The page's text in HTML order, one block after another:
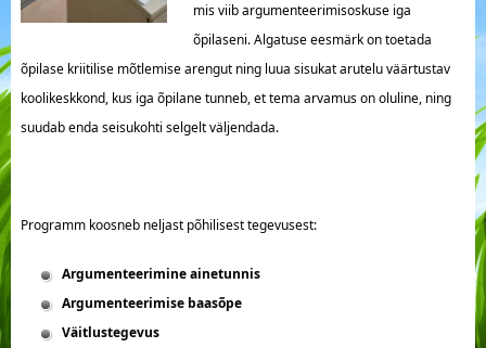
mis viib argumenteerimisoskuse iga
õpilaseni. Algatuse eesmärk on toetada
õpilase kriitilise mõtlemise arengut ning luua sisukat arutelu väärtustav
koolikeskkond, kus iga õpilane tunneb, et tema arvamus on oluline, ning
suudab enda seisukohti selgelt väljendada.
Programm koosneb neljast põhilisest tegevusest:
Argumenteerimine ainetunnis
Argumenteerimise baasõpe
Väitlustegevus